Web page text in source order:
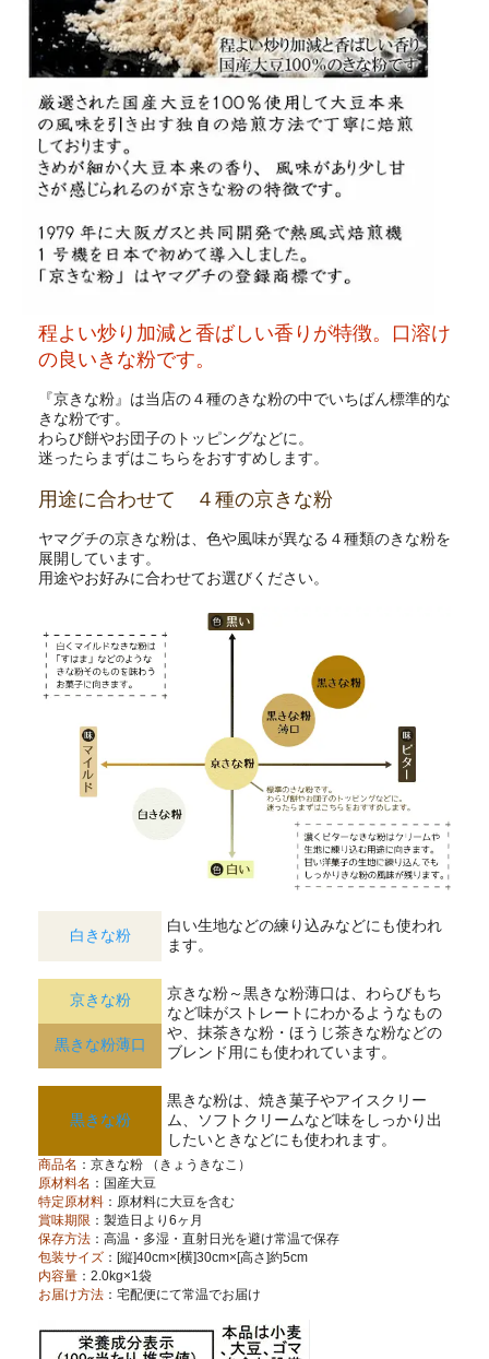
程よい炒り加減と香ばしい香りが特徴。口溶け
の良いきな粉です。
『京きな粉』は当店の４種のきな粉の中でいちばん標準的な
きな粉です。
わらび餅やお団子のトッピングなどに。
迷ったらまずはこちらをおすすめします。
用途に合わせて ４種の京きな粉
ヤマグチの京きな粉は、色や風味が異なる４種類のきな粉を
展開しています。
用途やお好みに合わせてお選びください。
白きな粉
白い生地などの練り込みなどにも使われ
ます。
京きな粉
京きな粉～黒きな粉薄口は、わらびもち
など味がストレートにわかるようなもの
や、抹茶きな粉・ほうじ茶きな粉などの
ブレンド用にも使われています。
黒きな粉薄口
黒きな粉
黒きな粉は、焼き菓子やアイスクリー
ム、ソフトクリームなど味をしっかり出
したいときなどにも使われます。
商品名 ：京きな粉 （きょうきなこ）
原材料名 ：国産大豆
特定原材料 ：原材料に大豆を含む
賞味期限 ：製造日より6ヶ月
保存方法 ：高温・多湿・直射日光を避け常温で保存
包装サイズ ：[縦]40cm×[横]30cm×[高さ]約5cm
内容量 ：2.0kg×1袋
お届け方法 ：宅配便にて常温でお届け